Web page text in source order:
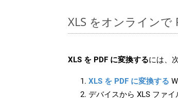
XLS をオンラインで
XLS を PDF に変換するには、
XLS を PDF に変換する
デバイスから XLS ファイ